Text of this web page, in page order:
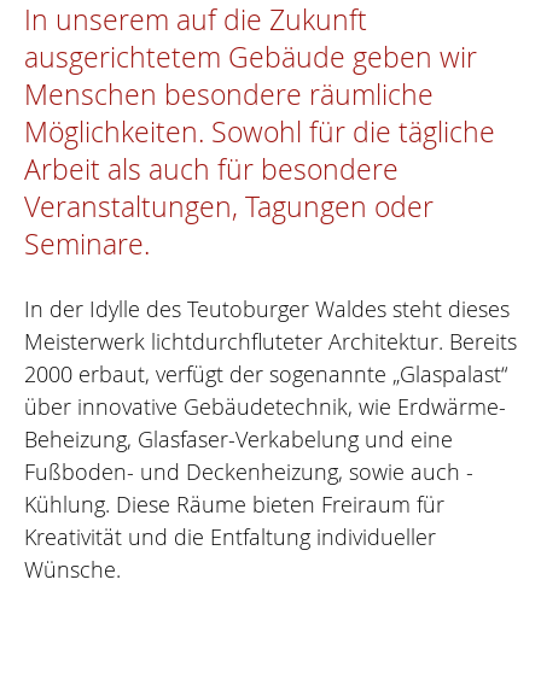
In unserem auf die Zukunft
ausgerichtetem Gebäude geben wir
Menschen besondere räumliche
Möglichkeiten. Sowohl für die tägliche
Arbeit als auch für besondere
Veranstaltungen, Tagungen oder
Seminare.
In der Idylle des Teutoburger Waldes steht dieses
Meisterwerk lichtdurchfluteter Architektur. Bereits
2000 erbaut, verfügt der sogenannte „Glaspalast“
über innovative Gebäudetechnik, wie Erdwärme-
Beheizung, Glasfaser-Verkabelung und eine
Fußboden- und Deckenheizung, sowie auch -
Kühlung. Diese Räume bieten Freiraum für
Kreativität und die Entfaltung individueller
Wünsche.